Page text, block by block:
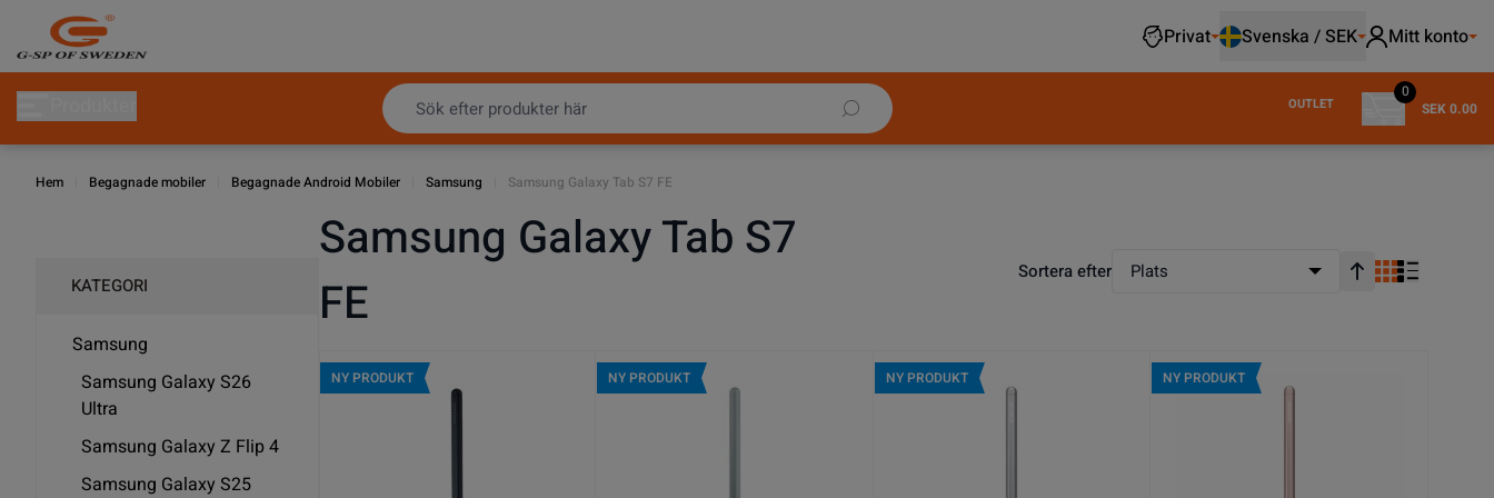
Hoppa till innehållet
Privat
Svenska / SEK Mitt konto
OUTLET
0
SEK 0.00
Hem Begagnade mobiler Begagnade Android Mobiler Samsung Samsung Galaxy Tab S7 FE
KATEGORI
Samsung
Samsung Galaxy S26
Ultra
Samsung Galaxy Z Flip 4
Samsung Galaxy S25
Samsung Galaxy Tab S7
FE
Sortera efter Plats Stigande ordning
NY PRODUKT NY PRODUKT NY PRODUKT NY PRODUKT